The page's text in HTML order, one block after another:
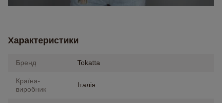
Характеристики
Бренд Tokatta
Країна-
виробник
Італія